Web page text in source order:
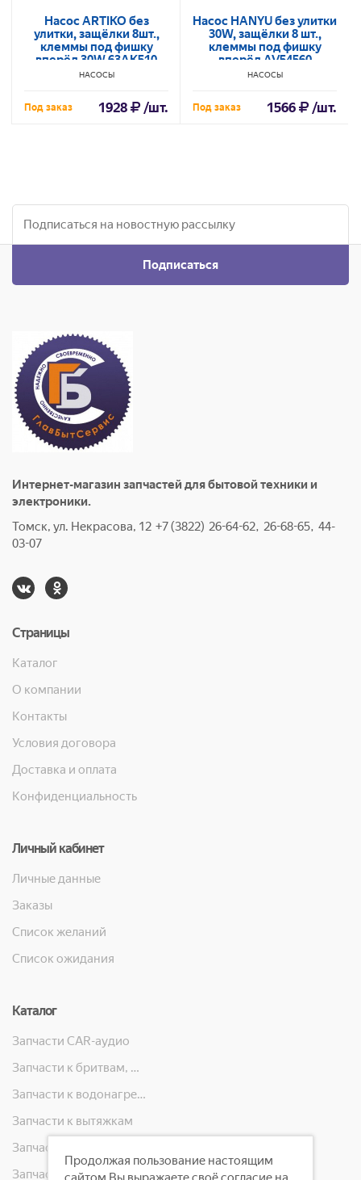
Насос ARTIKO без
улитки, защёлки 8шт.,
клеммы под фишку
вперёд 30W 63AK510
НАСОСЫ
Под заказ 1928 /шт.
Насос HANYU без улитки
30W, защёлки 8 шт.,
клеммы под фишку
вперёд AV54560
Bsh141874/140717/63BS607
НАСОСЫ
Под заказ 1566 /шт.
Подписаться
Интернет-магазин запчастей для бытовой техники и
электроники.
Томск, ул. Некрасова, 12 +7 (3822) 26-64-62, 26-68-65, 44-
03-07
Страницы
Каталог
О компании
Контакты
Условия договора
Доставка и оплата
Конфиденциальность
Личный кабинет
Личные данные
Заказы
Список желаний
Список ожидания
Каталог
Запчасти CAR-аудио
Запчасти к бритвам, машинкам для стрижки, фенам, эпиляторам, зубным щёткам
Запчасти к водонагревателям
Запчасти к вытяжкам
Запчасти к масляным радиаторам, вентиляторам, увлажнителям воздуха и теплотехнике
Продолжая пользование настоящим